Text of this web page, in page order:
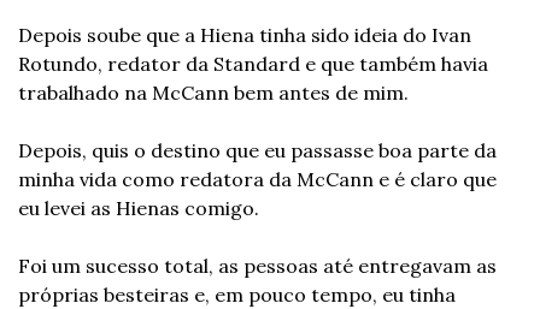
Depois soube que a Hiena tinha sido ideia do Ivan
Rotundo, redator da Standard e que também havia
trabalhado na McCann bem antes de mim.
Depois, quis o destino que eu passasse boa parte da
minha vida como redatora da McCann e é claro que
eu levei as Hienas comigo.
Foi um sucesso total, as pessoas até entregavam as
próprias besteiras e, em pouco tempo, eu tinha